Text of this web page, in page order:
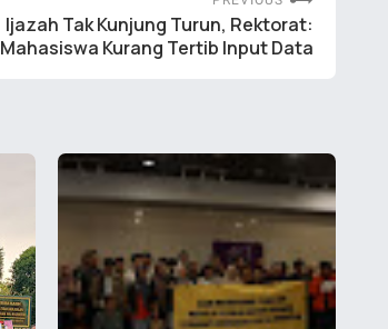
Ijazah Tak Kunjung Turun, Rektorat:
Mahasiswa Kurang Tertib Input Data